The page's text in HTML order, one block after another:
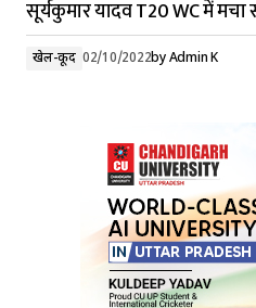
सूर्यकुमार यादव T20 WC में
खेल-कूद 02/10/2022byAdmin K